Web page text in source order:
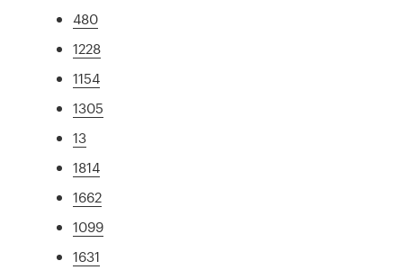
480
1228
1154
1305
13
1814
1662
1099
1631